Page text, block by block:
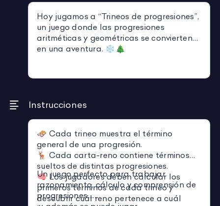
Hoy jugamos a “Trineos de progresiones”,
un juego donde las progresiones
aritméticas y geométricas se convierten
en una aventura. ❄️🎄
Instrucciones
🛷 Cada trineo muestra el término
general de una progresión.
🦌 Cada carta-reno contiene términos
sueltos de distintas progresiones.
🧠 Los jugadores deben calcular los
primeros términos de cada trineo y
descubrir cuál reno pertenece a cuál
Un juego perfecto para trabajar
razonamiento, cálculo y comprensión de
progresiones…